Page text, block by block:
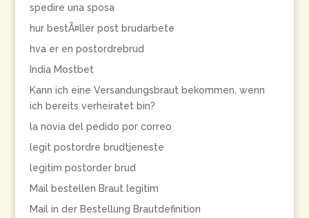
spedire una sposa
hur bestÃ¤ller post brudarbete
hva er en postordrebrud
India Mostbet
Kann ich eine Versandungsbraut bekommen, wenn
ich bereits verheiratet bin?
la novia del pedido por correo
legit postordre brudtjeneste
legitim postorder brud
Mail bestellen Braut legitim
Mail in der Bestellung Brautdefinition